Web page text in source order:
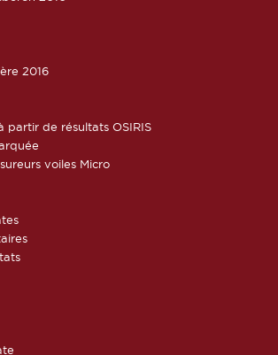
2016
partir de résultats OSIRIS
voiles Micro